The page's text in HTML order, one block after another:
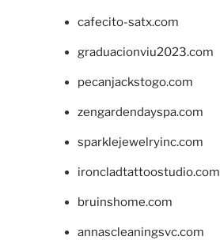
cafecito-satx.com
graduacionviu2023.com
pecanjackstogo.com
zengardendayspa.com
sparklejewelryinc.com
ironcladtattoostudio.com
bruinshome.com
annascleaningsvc.com